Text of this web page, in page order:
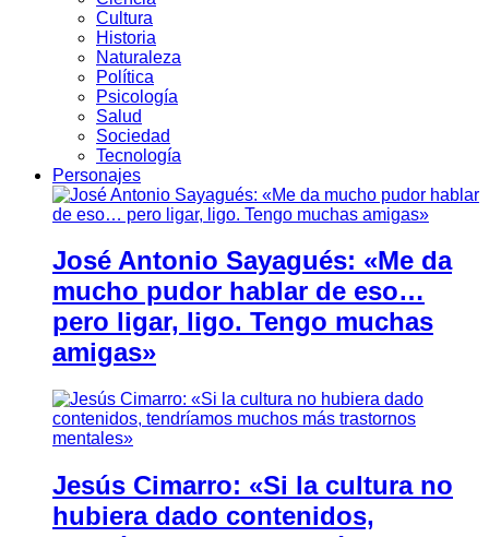
Cultura
Historia
Naturaleza
Política
Psicología
Salud
Sociedad
Tecnología
Personajes
José Antonio Sayagués: «Me da
mucho pudor hablar de eso…
pero ligar, ligo. Tengo muchas
amigas»
Jesús Cimarro: «Si la cultura no
hubiera dado contenidos,